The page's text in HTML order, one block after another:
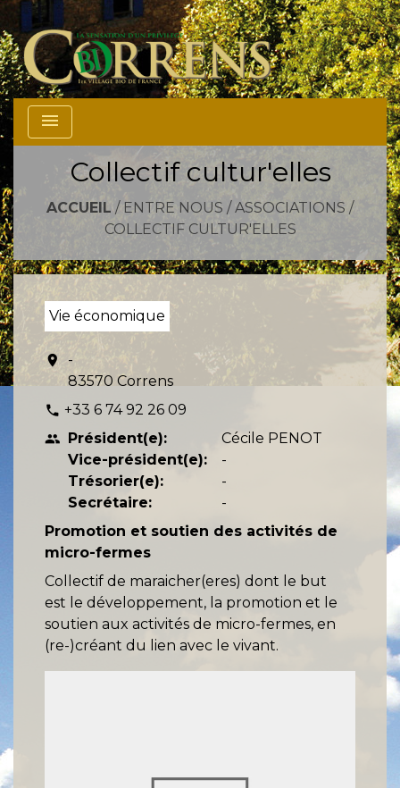
menu
Collectif cultur'elles
ACCUEIL / ENTRE NOUS /ASSOCIATIONS /
COLLECTIF CULTUR'ELLES
Vie économique
location_on
-
83570 Correns
phone +33 6 74 92 26 09
people Président(e):
Vice-président(e):
Trésorier(e):
Secrétaire:
Cécile PENOT
-
-
-
Promotion et soutien des activités de
micro-fermes
Collectif de maraicher(eres) dont le but
est le développement, la promotion et le
soutien aux activités de micro-fermes, en
(re-)créant du lien avec le vivant.